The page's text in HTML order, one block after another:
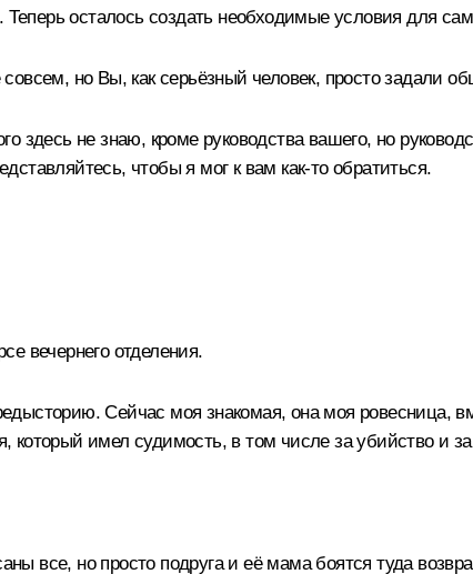
осталось создать необходимые условия для
но Вы, как серьёзный человек, просто задали
здесь не знаю, кроме руководства вашего, но
чтобы я мог к вам как‑то обратиться.
вечернего отделения.
Сейчас моя знакомая, она моя ровесница,
имел судимость, в том числе за убийство и
все, но просто подруга и её мама боятся туда